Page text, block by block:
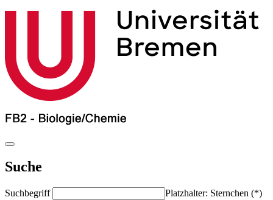
Suche
Suchbegriff
Platzhalter: Sternchen (*)